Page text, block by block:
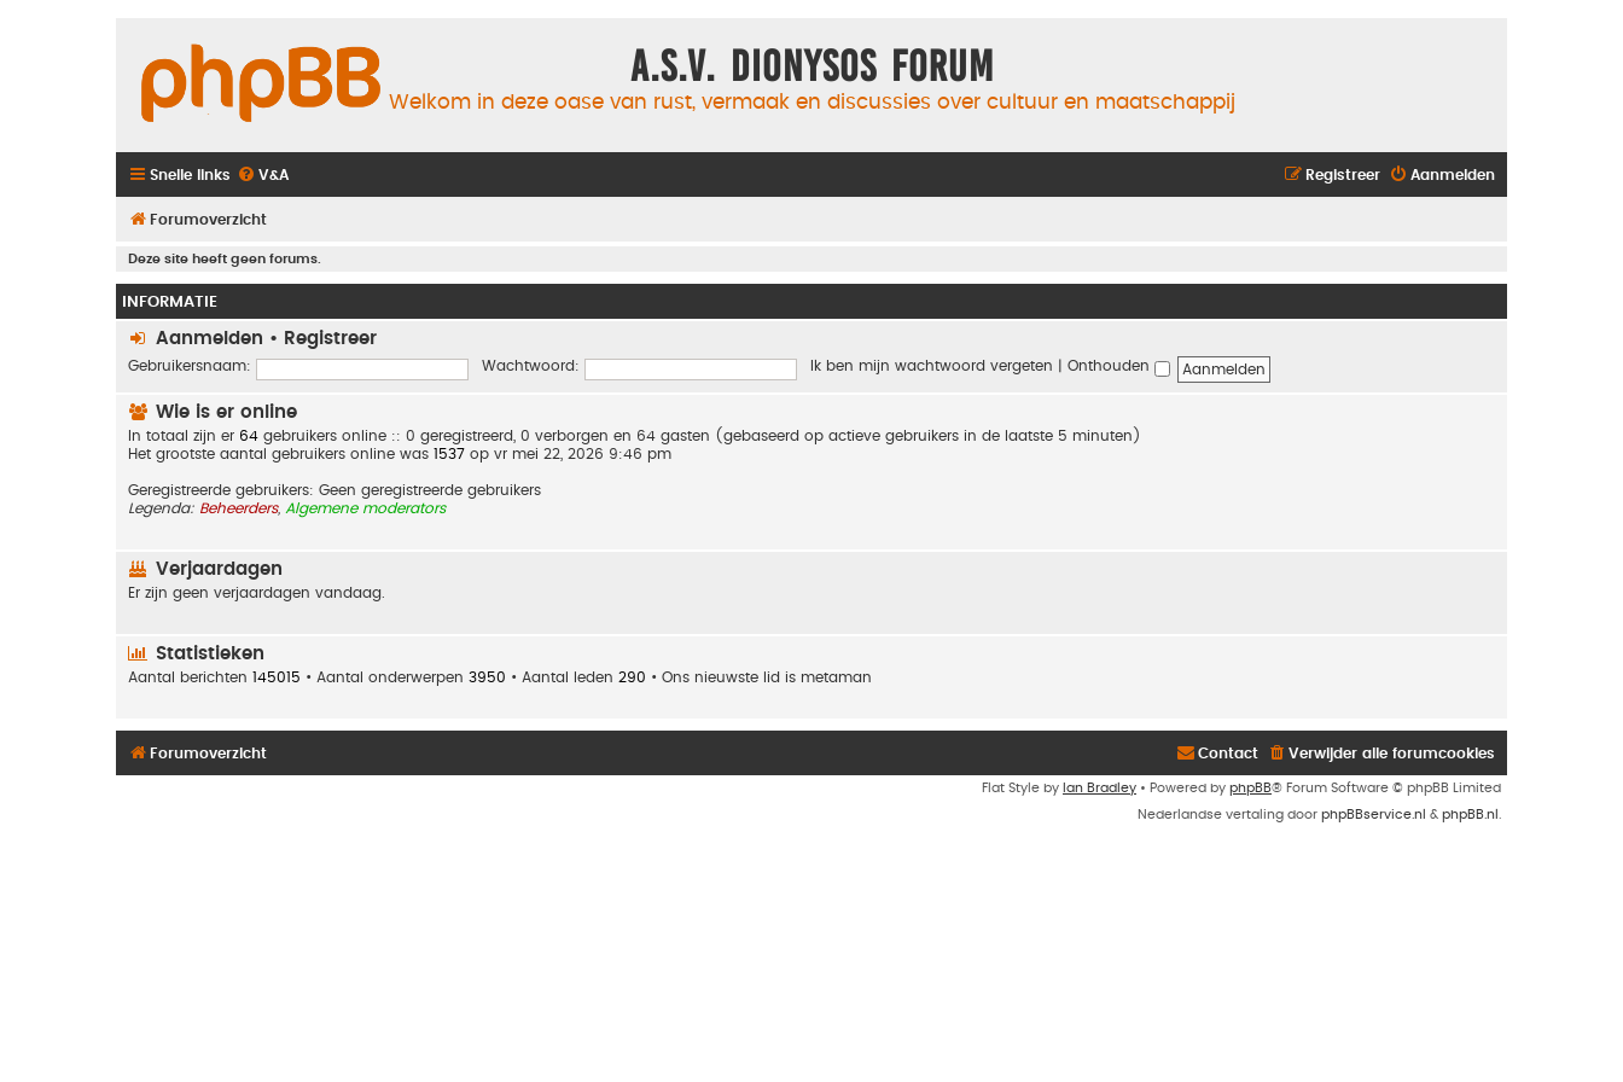
A.S.V. Dionysos Forum
Welkom in deze oase van rust, vermaak en discussies over cultuur en maatschappij
Snelle links V&A Aanmelden
Registreer
Forumoverzicht
Deze site heeft geen forums.
INFORMATIE
Aanmelden • Registreer
Gebruikersnaam: Wachtwoord: Ik ben mijn wachtwoord vergeten Onthouden
Wie is er online
In totaal zijn er 64 gebruikers online :: 0 geregistreerd, 0 verborgen en 64 gasten (gebaseerd op actieve gebruikers in de laatste 5 minuten)
Het grootste aantal gebruikers online was 1537 op vr mei 22, 2026 9:46 pm
Geregistreerde gebruikers: Geen geregistreerde gebruikers
Legenda: Beheerders, Algemene moderators
Verjaardagen
Er zijn geen verjaardagen vandaag.
Statistieken
Aantal berichten 145015 • Aantal onderwerpen 3950 • Aantal leden 290 • Ons nieuwste lid is metaman
Forumoverzicht Verwijder alle forumcookies
Contact
Flat Style by Ian Bradley • Powered by phpBB® Forum Software © phpBB Limited
Nederlandse vertaling door phpBBservice.nl & phpBB.nl